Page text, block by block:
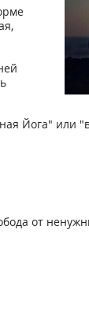
Йога" или
от